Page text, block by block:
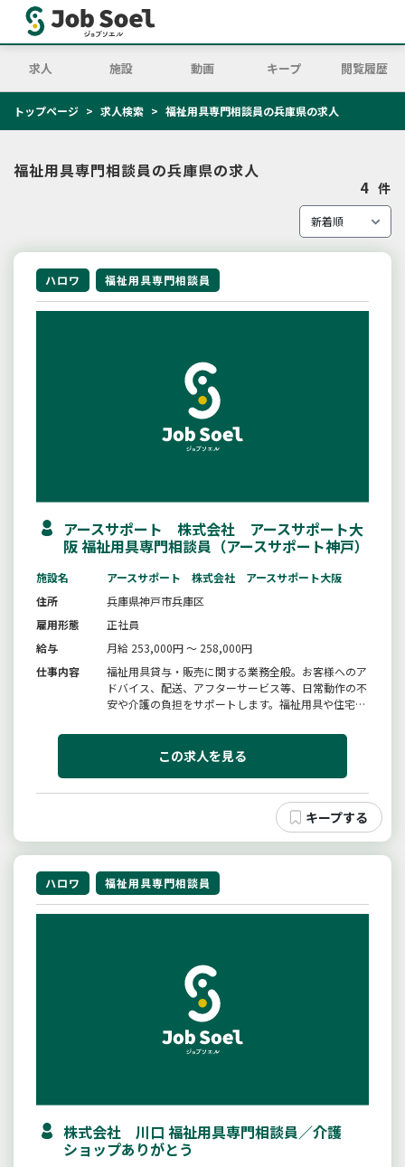
求人 施設 動画 キープ 閲覧履歴
トップページ 求人検索 福祉用具専門相談員の兵庫県の求人
福祉用具専門相談員の兵庫県の求人
4 件
ハロワ 福祉用具専門相談員
アースサポート 株式会社 アースサポート大
阪 福祉用具専門相談員（アースサポート神戸）
施設名
アースサポート 株式会社 アースサポート大阪
住所
兵庫県神戸市兵庫区
雇用形態
正社員
給与
月給 253,000円 ～ 258,000円
仕事内容
福祉用具貸与・販売に関する業務全般。お客様へのア
ドバイス、配送、アフターサービス等、日常動作の不
安や介護の負担をサポートします。福祉用具や住宅改
を汲み取る力を養うことができます。スタッフ同士で
勉強会を開いたり、専門メーカーを招いた研修に参加
この求人を見る
ハロワ 福祉用具専門相談員
株式会社 川口 福祉用具専門相談員／介護
ショップありがとう